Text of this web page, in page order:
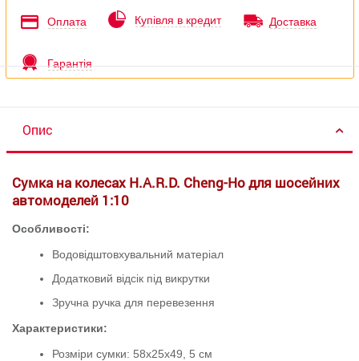
Оплата Купівля в кредит Доставка
Гарантія
Опис
Сумка на колесах H.A.R.D. Cheng-Ho для шосейних
автомоделей 1:10
Особливості:
Водовідштовхувальний матеріал
Додатковий відсік під викрутки
Зручна ручка для перевезення
Характеристики:
Розміри сумки: 58х25х49, 5 см